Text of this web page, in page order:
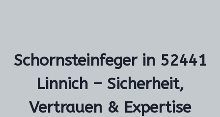
Schornsteinfeger in 52441
Linnich – Sicherheit,
Vertrauen & Expertise